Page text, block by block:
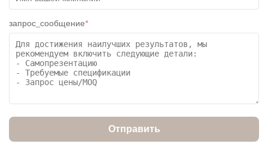
запрос_сообщение*
Отправить